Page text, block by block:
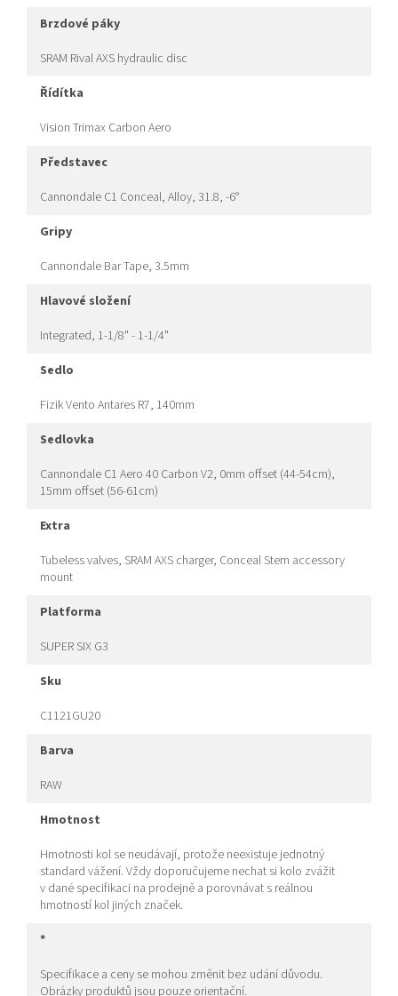
brzdové páky
SRAM Rival AXS hydraulic disc
řídítka
Vision Trimax Carbon Aero
představec
Cannondale C1 Conceal, Alloy, 31.8, -6°
gripy
Cannondale Bar Tape, 3.5mm
hlavové složení
Integrated, 1-1/8" - 1-1/4"
sedlo
Fizik Vento Antares R7, 140mm
sedlovka
Cannondale C1 Aero 40 Carbon V2, 0mm offset (44-54cm),
15mm offset (56-61cm)
extra
Tubeless valves, SRAM AXS charger, Conceal Stem accessory
mount
platforma
SUPER SIX G3
sku
C1121GU20
barva
RAW
hmotnost
Hmotnosti kol se neudávají, protože neexistuje jednotný
standard vážení. Vždy doporučujeme nechat si kolo zvážit
v dané specifikaci na prodejně a porovnávat s reálnou
hmotností kol jiných značek.
*
Specifikace a ceny se mohou změnit bez udání důvodu.
Obrázky produktů jsou pouze orientační.